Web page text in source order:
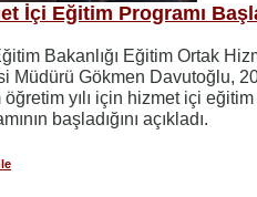
İçi Eğitim Programı
Bakanlığı Eğitim Ortak
Müdürü Gökmen Davutoğlu,
yılı için hizmet içi eğitim
başladığını açıkladı.